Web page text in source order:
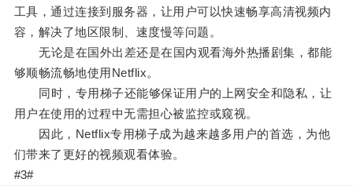
工具，通过连接到服务器，让用户可以快速畅享高清视频内
容，解决了地区限制、速度慢等问题。
无论是在国外出差还是在国内观看海外热播剧集，都能
够顺畅流畅地使用Netflix。
同时，专用梯子还能够保证用户的上网安全和隐私，让
用户在使用的过程中无需担心被监控或窥视。
因此，Netflix专用梯子成为越来越多用户的首选，为他
们带来了更好的视频观看体验。
#3#